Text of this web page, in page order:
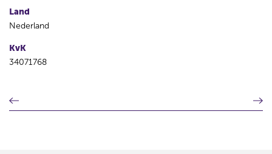
Land
Nederland
KvK
34071768
o
V
o